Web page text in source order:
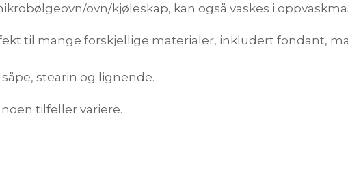
ovn/kjøleskap, kan også vaskes i
til mange forskjellige materialer, inkludert fondant,
stearin og lignende.
tilfeller variere.